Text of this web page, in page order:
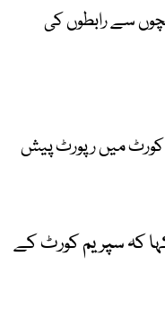
سے رابطوں کی
کہ سپریم کورٹ کے